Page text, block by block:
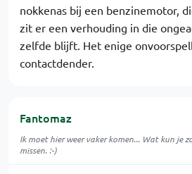
nokkenas bij een benzinemotor,
zit er een verhouding in die
zelfde blijft. Het enige
contactdender.
Fantomaz
Ik moet hier weer vaker komen... Wat kun je
missen. :-)